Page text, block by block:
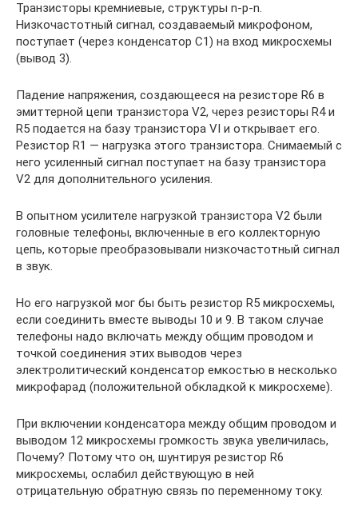
Транзисторы кремниевые, структуры n-р-n.
Низкочастотный сигнал, создаваемый микрофоном,
поступает (через конденсатор С1) на вход микросхемы
(вывод 3).
Падение напряжения, создающееся на резисторе R6 в
эмиттерной цепи транзистора V2, через резисторы R4 и
R5 подается на базу транзистора VI и открывает его.
Резистор R1 — нагрузка этого транзистора. Снимаемый с
него усиленный сигнал поступает на базу транзистора
V2 для дополнительного усиления.
В опытном усилителе нагрузкой транзистора V2 были
головные телефоны, включенные в его коллекторную
цепь, которые преобразовывали низкочастотный сигнал
в звук.
Но его нагрузкой мог бы быть резистор R5 микросхемы,
если соединить вместе выводы 10 и 9. В таком случае
телефоны надо включать между общим проводом и
точкой соединения этих выводов через
электролитический конденсатор емкостью в несколько
микрофарад (положительной обкладкой к микросхеме).
При включении конденсатора между общим проводом и
выводом 12 микросхемы громкость звука увеличилась,
Почему? Потому что он, шунтируя резистор R6
микросхемы, ослабил действующую в ней
отрицательную обратную связь по переменному току.